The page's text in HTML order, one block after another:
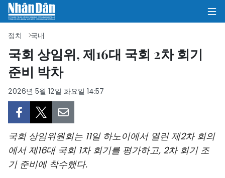
정치
비즈니스
사회
정치 국내
국회 상임위, 제16대 국회 2차 회기
준비 박차
2026년 5월 12일 화요일 14:57
국회 상임위원회는 11일 하노이에서 열린 제2차 회의
에서 제16대 국회 1차 회기를 평가하고, 2차 회기 조
기 준비에 착수했다.